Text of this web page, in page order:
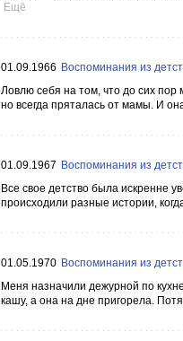
Ещё
01.09.1966 Воспоминания из
Ловлю себя на том, что до сих пор
но всегда пряталась от мамы. И
01.09.1967 Воспоминания из
Все свое детство была искренне
происходили разные истории,
01.05.1970 Воспоминания из
Меня назначили дежурной по
кашу, а она на дне пригорела.